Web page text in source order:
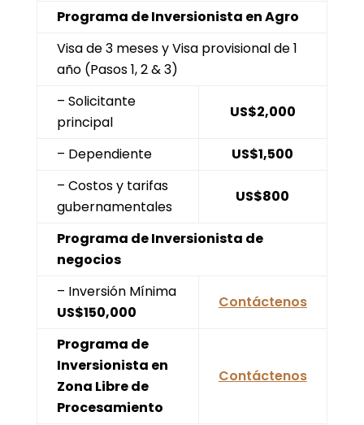
Programa de Inversionista en Agro
Visa de 3 meses y Visa provisional de 1
año (Pasos 1, 2 & 3)
– Solicitante
principal
US$2,000
– Dependiente
US$1,500
– Costos y tarifas
gubernamentales
US$800
Programa de Inversionista de
negocios
– Inversión Mínima
US$150,000
Contáctenos
Programa de
Inversionista en
Zona Libre de
Procesamiento
Contáctenos